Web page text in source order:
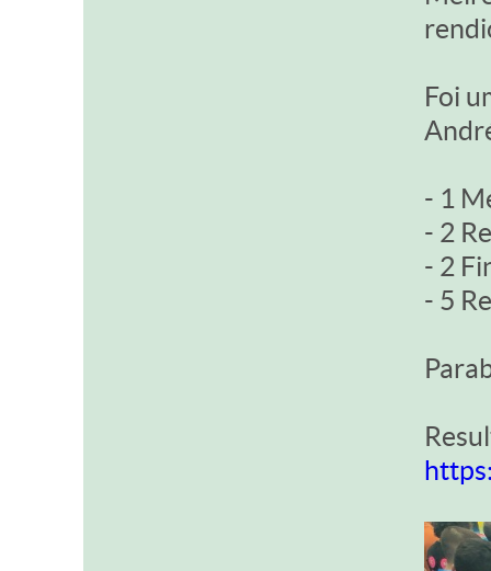
Foi
- 1
- 2
- 2
- 5